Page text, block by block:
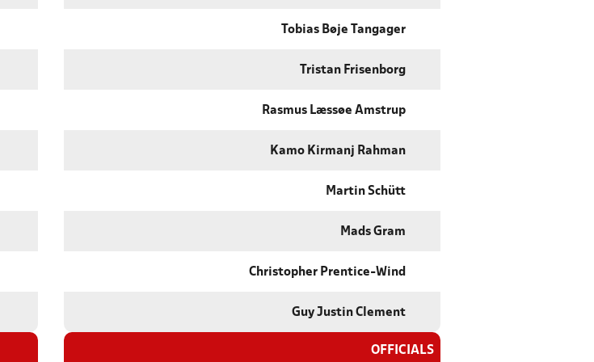
Tobias Bøje Tangager
Tristan Frisenborg
Rasmus Læssøe Amstrup
Kamo Kirmanj Rahman
Martin Schütt
Mads Gram
Christopher Prentice-Wind
Guy Justin Clement
OFFICIALS